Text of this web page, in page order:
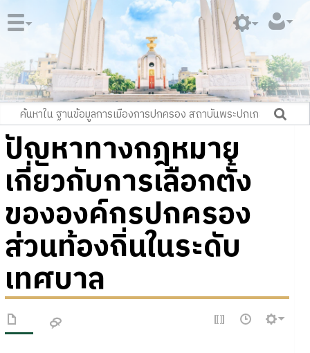
ปัญหาทางกฎหมาย
เกี่ยวกับการเลือกตั้ง
ขององค์กรปกครอง
ส่วนท้องถิ่นในระดับ
เทศบาล